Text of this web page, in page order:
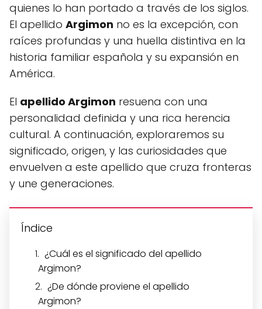
quienes lo han portado a través de los siglos.
El apellido Argimon no es la excepción, con
raíces profundas y una huella distintiva en la
historia familiar española y su expansión en
América.
El apellido Argimon resuena con una
personalidad definida y una rica herencia
cultural. A continuación, exploraremos su
significado, origen, y las curiosidades que
envuelven a este apellido que cruza fronteras
y une generaciones.
Índice
¿Cuál es el significado del apellido
Argimon?
¿De dónde proviene el apellido
Argimon?